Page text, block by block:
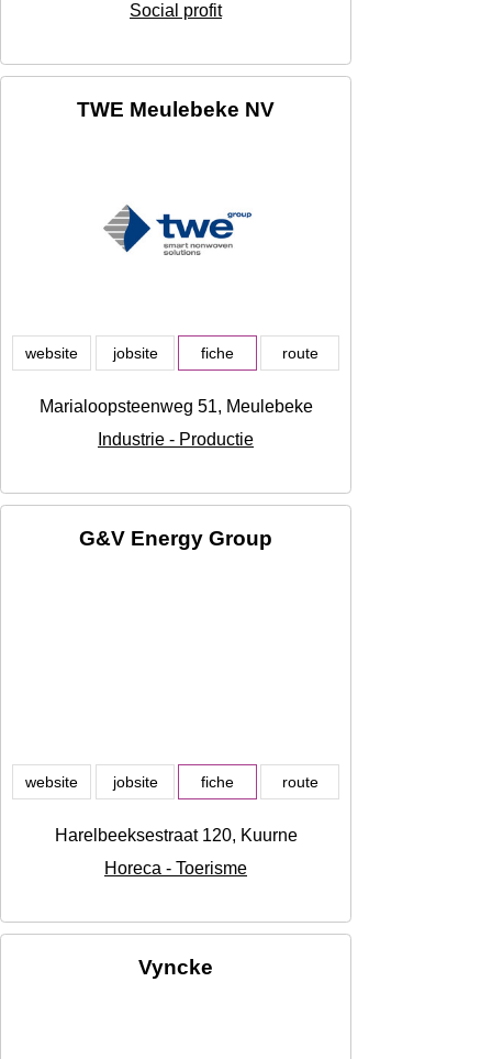
Social profit
TWE Meulebeke NV
website jobsite fiche route
Marialoopsteenweg 51, Meulebeke
Industrie - Productie
G&V Energy Group
website jobsite fiche route
Harelbeeksestraat 120, Kuurne
Horeca - Toerisme
Vyncke